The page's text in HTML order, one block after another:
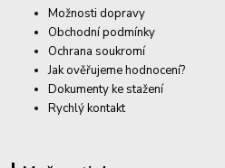
Možnosti dopravy
Obchodní podmínky
Ochrana soukromí
Jak ověřujeme hodnocení?
Dokumenty ke stažení
Rychlý kontakt